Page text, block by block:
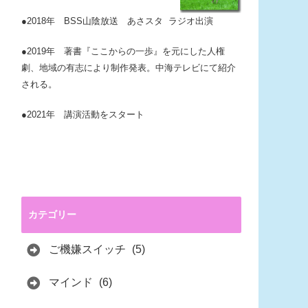
●2018年 BSS山陰放送 あさスタ ラジオ出演
●2019年 著書『ここからの一歩』を元にした人権
劇、地域の有志により制作発表。中海テレビにて紹介
される。
●2021年 講演活動をスタート
カテゴリー
ご機嫌スイッチ (5)
マインド (6)